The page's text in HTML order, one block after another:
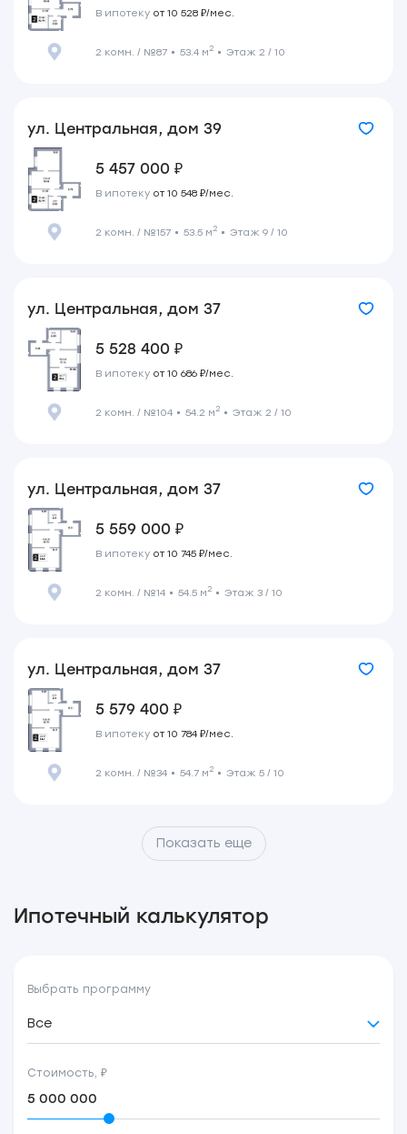
В ипотеку от 10 528 ₽/мес.
2 комн. / №87 53.4 м2 Этаж 2 / 10
ул. Центральная, дом 39
5 457 000 ₽
В ипотеку от 10 548 ₽/мес.
2 комн. / №157 53.5 м2 Этаж 9 / 10
ул. Центральная, дом 37
5 528 400 ₽
В ипотеку от 10 686 ₽/мес.
2 комн. / №104 54.2 м2 Этаж 2 / 10
ул. Центральная, дом 37
5 559 000 ₽
В ипотеку от 10 745 ₽/мес.
2 комн. / №14 54.5 м2 Этаж 3 / 10
ул. Центральная, дом 37
5 579 400 ₽
В ипотеку от 10 784 ₽/мес.
2 комн. / №34 54.7 м2 Этаж 5 / 10
Показать еще
Ипотечный калькулятор
Выбрать программу
Все
Стоимость, ₽